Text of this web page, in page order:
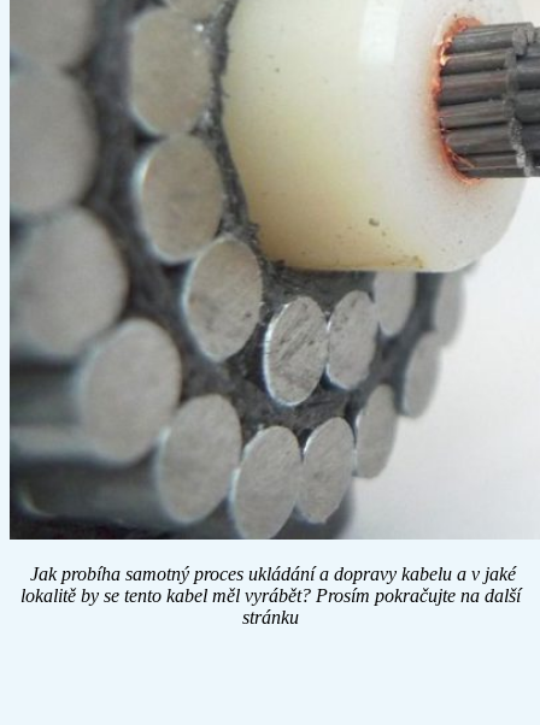
Jak probíha samotný proces ukládání a dopravy kabelu a v jaké
lokalitě by se tento kabel měl vyrábět? Prosím pokračujte na další
stránku